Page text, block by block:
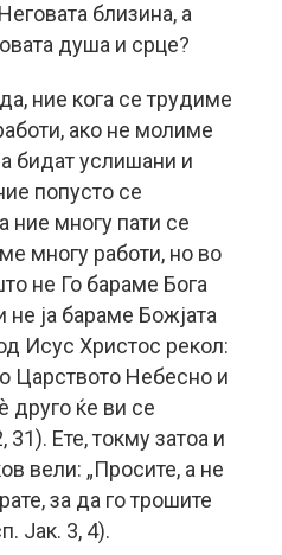
близина, а
душа и срце?
ние кога се трудиме
ако не молиме
бидат услишани и
попусто се
ние многу пати се
многу работи, но во
не Го бараме Бога
ја бараме Божјата
Исус Христос рекол:
Царството Небесно и
друго ќе ви се
Ете, токму затоа и
вели: „Просите, а не
за да го трошите
Јак. 3, 4).